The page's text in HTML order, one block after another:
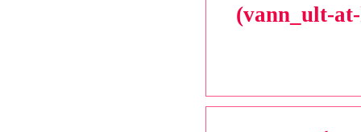
(vann_ult-